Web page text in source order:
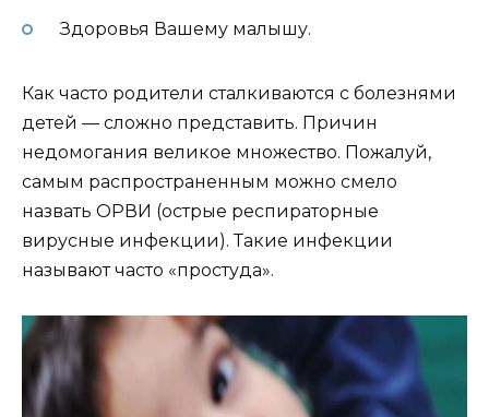
Здоровья Вашему малышу.
Как часто родители сталкиваются с болезнями
детей — сложно представить. Причин
недомогания великое множество. Пожалуй,
самым распространенным можно смело
назвать ОРВИ (острые респираторные
вирусные инфекции). Такие инфекции
называют часто «простуда».